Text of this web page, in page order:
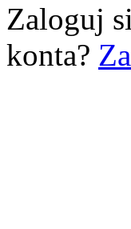
Zaloguj
konta?